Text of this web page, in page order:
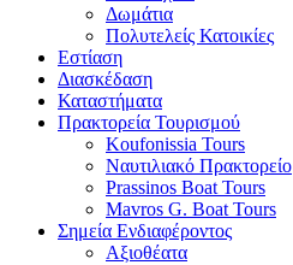
Δωμάτια
Πολυτελείς Κατοικίες
Εστίαση
Διασκέδαση
Καταστήματα
Πρακτορεία Τουρισμού
Koufonissia Tours
Ναυτιλιακό Πρακτορείο
Prassinos Boat Tours
Mavros G. Boat Tours
Σημεία Ενδιαφέροντος
Αξιοθέατα